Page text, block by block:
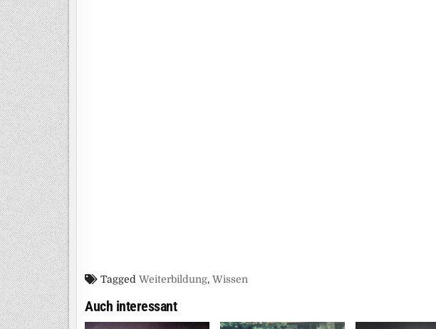
Tagged Weiterbildung, Wissen
Auch interessant